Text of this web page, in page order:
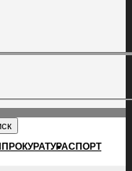
ПРОКУРАТУРАСПОРТ